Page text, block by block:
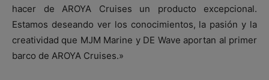
hacer de AROYA Cruises un producto excepcional.
Estamos deseando ver los conocimientos, la pasión y la
creatividad que MJM Marine y DE Wave aportan al primer
barco de AROYA Cruises.»